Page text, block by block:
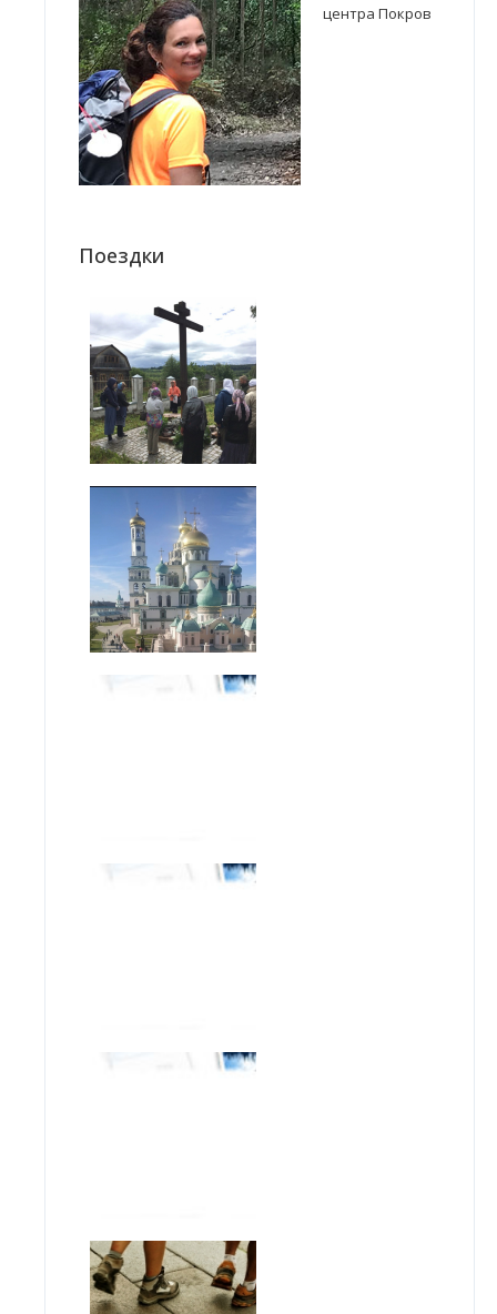
центра Покров
Поездки